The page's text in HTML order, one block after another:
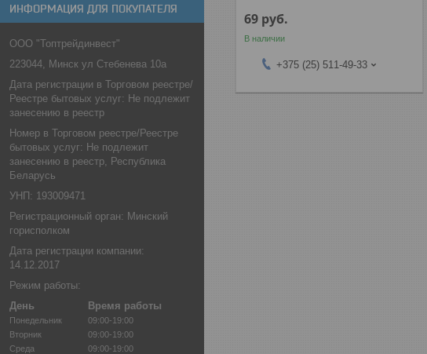
ИНФОРМАЦИЯ ДЛЯ ПОКУПАТЕЛЯ
ООО "Топтрейдинвест"
223044, Минск ул Стебенева 10а
Дата регистрации в Торговом реестре/
Реестре бытовых услуг: Не подлежит
занесению в реестр
Номер в Торговом реестре/Реестре
бытовых услуг: Не подлежит
занесению в реестр, Республика
Беларусь
УНП: 193009471
Регистрационный орган: Минский
горисполком
Дата регистрации компании:
14.12.2017
Режим работы:
День
Время работы
Понедельник
09:00-19:00
Вторник
09:00-19:00
Среда
09:00-19:00
69 руб.
В наличии
+375 (25) 511-49-33